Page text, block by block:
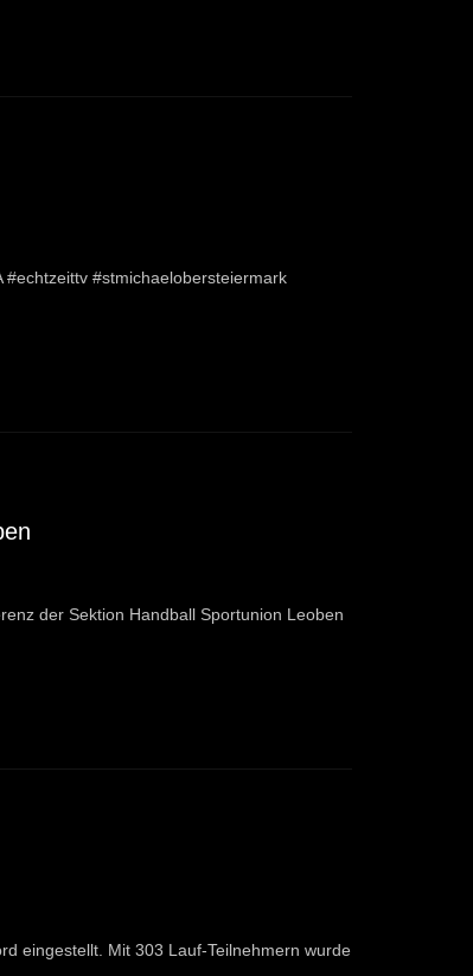
#stmichaelobersteiermark
der Sektion Handball Sportunion Leoben
eingestellt. Mit 303 Lauf-Teilnehmern wurde